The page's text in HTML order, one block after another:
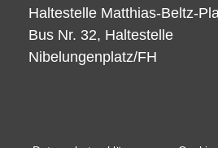
Haltestelle Matthias-Beltz-
Bus Nr. 32, Haltestelle
Nibelungenplatz/FH